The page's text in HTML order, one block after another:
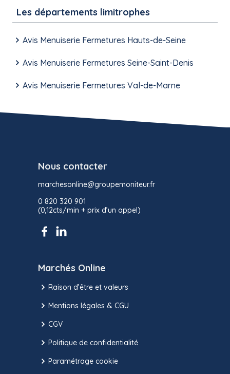
Les départements limitrophes
Avis Menuiserie Fermetures Hauts-de-Seine
Avis Menuiserie Fermetures Seine-Saint-Denis
Avis Menuiserie Fermetures Val-de-Marne
Nous contacter
marchesonline@groupemoniteur.fr
0 820 320 901
(0,12cts/min + prix d’un appel)
Marchés Online
Raison d’être et valeurs
Mentions légales & CGU
CGV
Politique de confidentialité
Paramétrage cookie